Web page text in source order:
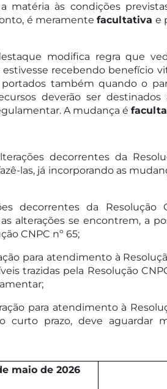
matéria às condições
é meramentefacultativa e
modifica regra que
recebendo benefício
também quando o
deverão ser
A mudança é
decorrentes da
las, já incorporando as
decorrentes da Resolução
alterações se encontrem, a
CNPC nº 65;
para atendimento à
trazidas pela Resolução
para atendimento à
curto prazo, deve aguardar
maio de 2026